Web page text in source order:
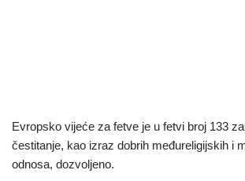
Evropsko vijeće za fetve je u fetvi broj 133
čestitanje, kao izraz dobrih međureligijskih i
odnosa, dozvoljeno.